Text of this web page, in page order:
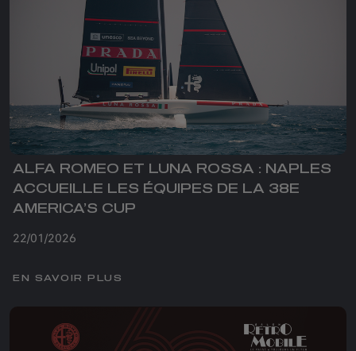
ALFA ROMEO ET LUNA ROSSA : NAPLES
ACCUEILLE LES ÉQUIPES DE LA 38E
AMERICA’S CUP
22/01/2026
EN SAVOIR PLUS